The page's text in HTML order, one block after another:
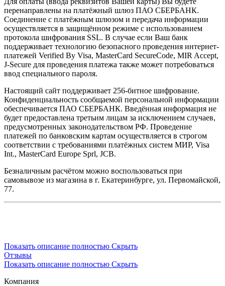
перенаправлены на платёжный шлюз ПАО СБЕРБАНК.
Соединение с платёжным шлюзом и передача информации
осуществляется в защищённом режиме с использованием
протокола шифрования SSL. В случае если Ваш банк
поддерживает технологию безопасного проведения интернет-
платежей Verified By Visa, MasterCard SecureCode, MIR Accept,
J-Secure для проведения платежа также может потребоваться
ввод специального пароля.
Настоящий сайт поддерживает 256-битное шифрование.
Конфиденциальность сообщаемой персональной информации
обеспечивается ПАО СБЕРБАНК. Введённая информация не
будет предоставлена третьим лицам за исключением случаев,
предусмотренных законодательством РФ. Проведение
платежей по банковским картам осуществляется в строгом
соответствии с требованиями платёжных систем МИР, Visa
Int., MasterCard Europe Sprl, JCB.
Безналичным расчётом можно воспользоваться при
самовывозе из магазина в г. Екатеринбурге, ул. Первомайской,
77.
Показать описание полностью Скрыть
Отзывы
Показать описание полностью Скрыть
Компания